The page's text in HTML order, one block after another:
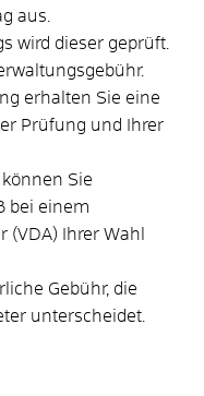
aus.
wird dieser geprüft.
erhalten Sie eine
Prüfung und Ihrer
Sie
bei einem
Ihrer Wahl
Gebühr, die
unterscheidet.